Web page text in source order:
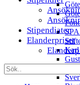
Karl
Stipendiater
Elanderpriset